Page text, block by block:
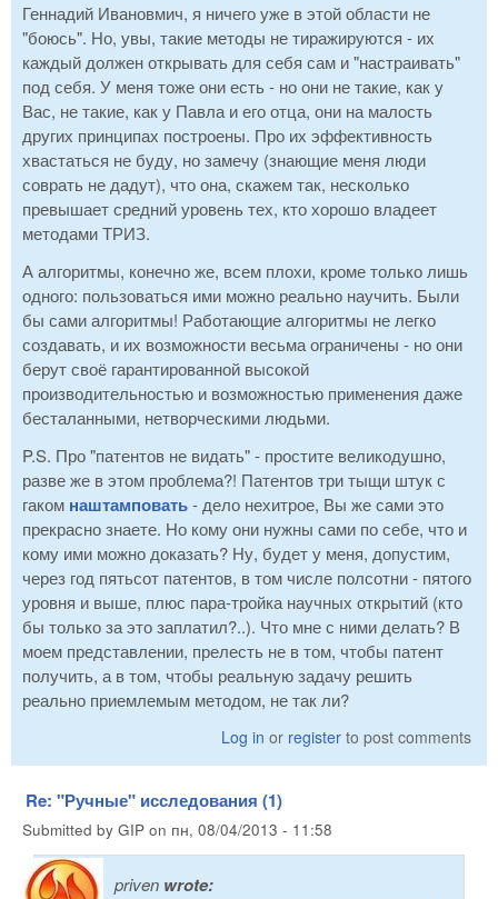
Геннадий Ивановмич, я ничего уже в этой области не
"боюсь". Но, увы, такие методы не тиражируются - их
каждый должен открывать для себя сам и "настраивать"
под себя. У меня тоже они есть - но они не такие, как у
Вас, не такие, как у Павла и его отца, они на малость
других принципах построены. Про их эффективность
хвастаться не буду, но замечу (знающие меня люди
соврать не дадут), что она, скажем так, несколько
превышает средний уровень тех, кто хорошо владеет
методами ТРИЗ.
А алгоритмы, конечно же, всем плохи, кроме только лишь
одного: пользоваться ими можно реально научить. Были
бы сами алгоритмы! Работающие алгоритмы не легко
создавать, и их возможности весьма ограничены - но они
берут своё гарантированной высокой
производительностью и возможностью применения даже
бесталанными, нетворческими людьми.
P.S. Про "патентов не видать" - простите великодушно,
разве же в этом проблема?! Патентов три тыщи штук с
гаком наштамповать- дело нехитрое, Вы же сами это
прекрасно знаете. Но кому они нужны сами по себе, что и
кому ими можно доказать? Ну, будет у меня, допустим,
через год пятьсот патентов, в том числе полсотни - пятого
уровня и выше, плюс пара-тройка научных открытий (кто
бы только за это заплатил?..). Что мне с ними делать? В
моем представлении, прелесть не в том, чтобы патент
получить, а в том, чтобы реальную задачу решить
реально приемлемым методом, не так ли?
Log in or register to post comments
Re: "Ручные" исследования (1)
Submitted by GIP on пн, 08/04/2013 - 11:58
priven wrote: